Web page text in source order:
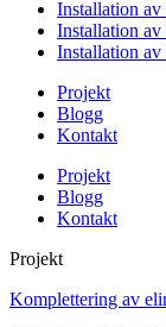
Installation av
Installation
Installation
Projekt
Blogg
Kontakt
Projekt
Blogg
Kontakt
Projekt
Komplettering av